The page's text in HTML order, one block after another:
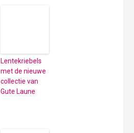
Lentekriebels
met de nieuwe
collectie van
Gute Laune